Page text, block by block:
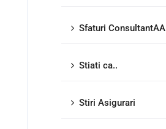
Sfaturi ConsultantAA
Stiati ca..
Stiri Asigurari